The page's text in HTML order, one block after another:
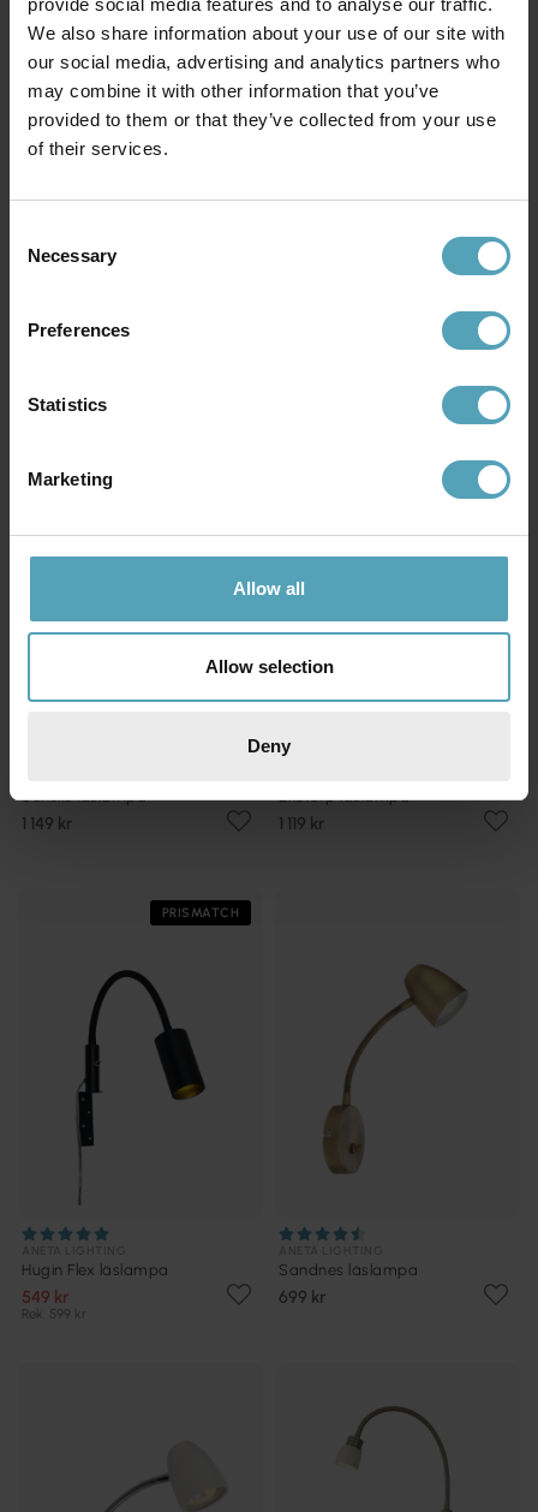
We also share information about your use of our site with
our social media, advertising and analytics partners who
may combine it with other information that you’ve
provided to them or that they’ve collected from your use
of their services.
Selection
Necessary
Preferences
Statistics
Marketing
Allow all
Allow selection
Deny
Hubble läslampa
Rek. 1 499 kr
Sensilo läslampa
1 149 kr
Eketorp läslampa
1 119 kr
PRISMATCH
Hugin Flex läslampa
549 kr
Rek. 599 kr
Sandnes läslampa
699 kr